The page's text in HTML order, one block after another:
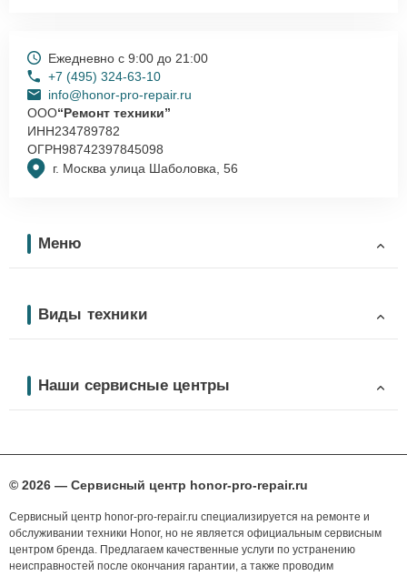
г. Москва улица Шаболовка, 56
Ежедневно с 9:00 до 21:00
+7 (495) 324-63-10
info@honor-pro-repair.ru
ООО“Ремонт техники”
ИНН234789782
ОГРН98742397845098
Меню
Виды техники
Наши сервисные центры
© 2026 — Сервисный центр honor-pro-repair.ru
Сервисный центр honor-pro-repair.ru специализируется на ремонте и
обслуживании техники Honor, но не является официальным сервисным
центром бренда. Предлагаем качественные услуги по устранению
неисправностей после окончания гарантии, а также проводим